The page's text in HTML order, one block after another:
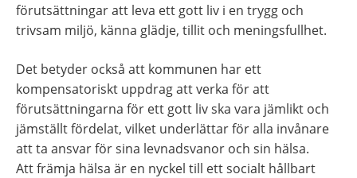
förutsättningar att leva ett gott liv i en trygg och
trivsam miljö, känna glädje, tillit och meningsfullhet.
Det betyder också att kommunen har ett
kompensatoriskt uppdrag att verka för att
förutsättningarna för ett gott liv ska vara jämlikt och
jämställt fördelat, vilket underlättar för alla invånare
att ta ansvar för sina levnadsvanor och sin hälsa.
Att främja hälsa är en nyckel till ett socialt hållbart